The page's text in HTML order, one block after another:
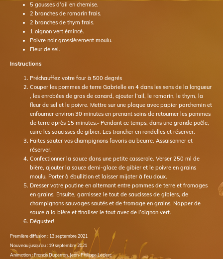
5 gousses d’ail en chemise.
2 branches de romarin frais.
2 branches de thym frais.
1 oignon vert émincé.
Poivre noir grossièrement moulu.
Fleur de sel.
Instructions
Préchauffez votre four à 500 degrés
Couper les pommes de terre Gabrielle en 4 dans les sens de la longueur
, les enrobées de gras de canard, ajouter l’ail, le romarin, le thym, la
fleur de sel et le poivre. Mettre sur une plaque avec papier parchemin et
enfourner environ 30 minutes en prenant soins de retourner les pommes
de terre après 15 minutes.⁃ Pendant ce temps, dans une grande poêle,
cuire les saucisses de gibier. Les trancher en rondelles et réserver.
Faites sauter vos champignons favoris au beurre. Assaisonner et
réserver.
Confectionner la sauce dans une petite casserole. Verser 250 ml de
bière, ajouter la sauce demi-glace de gibier et le poivre en grains
moulu. Porter à ébullition et laisser mijoter à feu doux.
Dresser votre poutine en alternant entre pommes de terre et fromages
en grains. Ensuite, garnissez le tout de saucisses de gibiers, de
champignons sauvages sautés et de fromage en grains. Napper de
sauce à la bière et finaliser le tout avec de l’oignon vert.
Déguster!
Première diffusion : 13 septembre 2021
Nouveau jusqu’au : 19 septembre 2021
Animation : Francis Duperron, Jean-Philippe Leclerc